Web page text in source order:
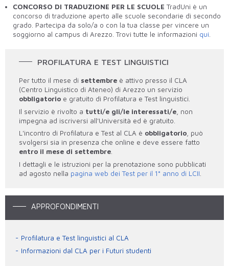
CONCORSO DI TRADUZIONE PER LE SCUOLE TradUni è un
concorso di traduzione aperto alle scuole secondarie di secondo
grado. Partecipa da solo/a o con la tua classe per vincere un
soggiorno al campus di Arezzo. Trovi tutte le informazioni qui.
PROFILATURA E TEST LINGUISTICI
Per tutto il mese di settembreè attivo presso il CLA
(Centro Linguistico di Ateneo) di Arezzo un servizio
obbligatorioe gratuito di Profilatura e Test linguistici.
Il servizio è rivolto a tutti/e gli/le interessati/e, non
impegna ad iscriversi all'Università ed è gratuito.
L'incontro di Profilatura e Test al CLA è obbligatorio, può
svolgersi sia in presenza che online e deve essere fatto
entro il mese di settembre.
I dettagli e le istruzioni per la prenotazione sono pubblicati
ad agosto nella pagina web dei Test per il 1° anno di LCII
APPROFONDIMENTI
Profilatura e Test linguistici al CLA
Informazioni dal CLA per i Futuri studenti